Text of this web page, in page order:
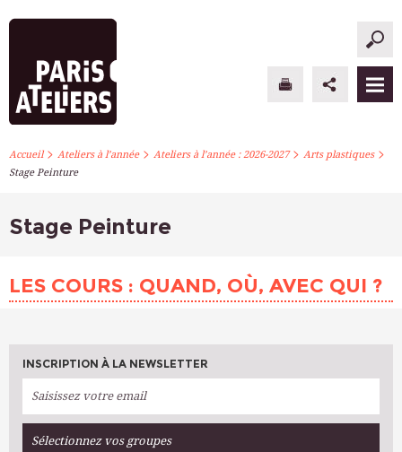
PARIS ATELIERS
ATELIERS À L’ANNÉE
STAGES PONCTUELS
S’INSCRIRE
Accueil> Ateliers à l’année> Ateliers à l’année : 2026-2027> Arts plastiques>
Stage Peinture
Stage Peinture
LES COURS : QUAND, OÙ, AVEC QUI ?
INSCRIPTION À LA NEWSLETTER
Sélectionnez vos groupes